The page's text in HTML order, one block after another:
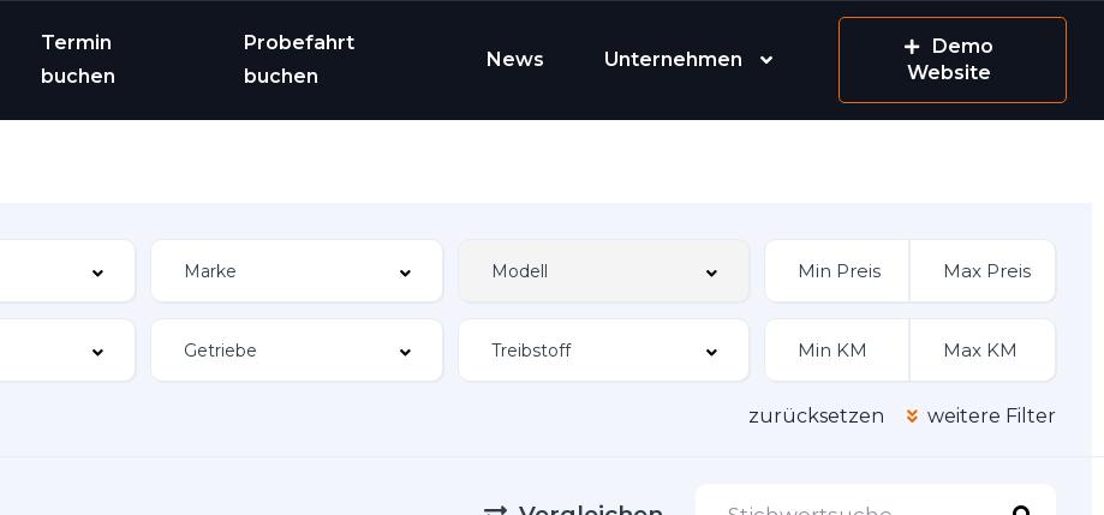
Termin
buchen
Probefahrt
buchen
News Unternehmen
Demo
Website
zurücksetzen weitere Filter